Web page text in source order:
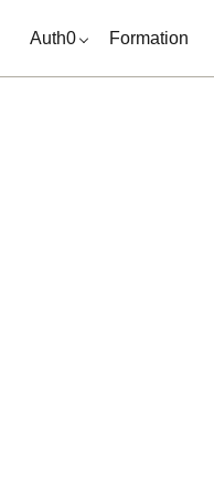
Auth0 Formation